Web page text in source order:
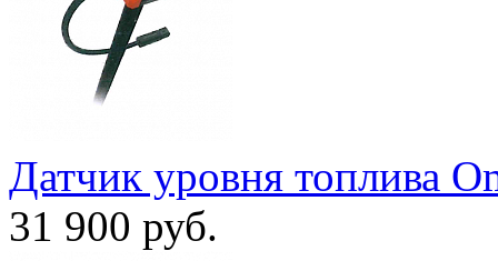
Датчик уровня топлива
31 900 руб.